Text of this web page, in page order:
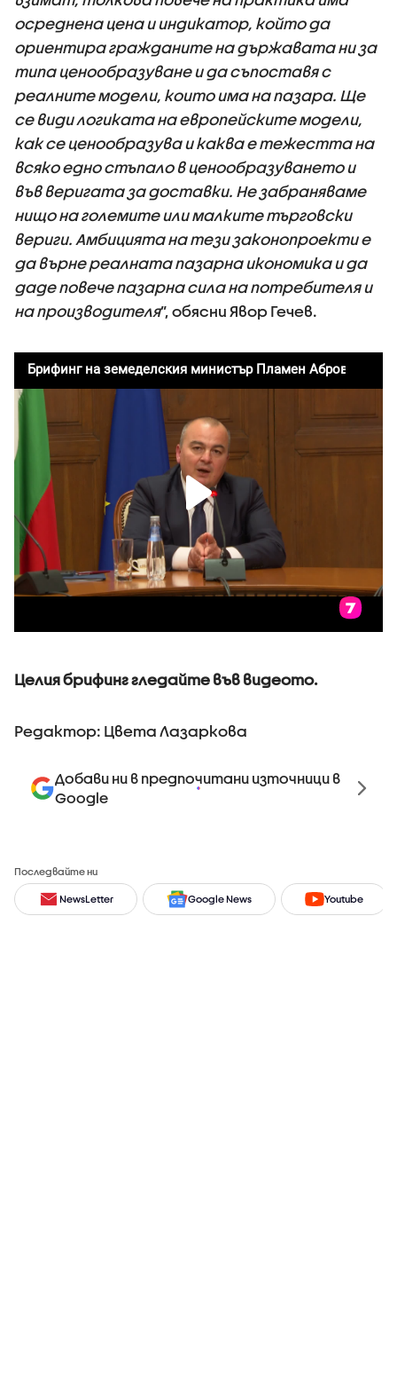
осреднена цена и индикатор, който да
ориентира гражданите на държавата ни за
типа ценообразуване и да съпоставя с
реалните модели, които има на пазара. Ще
се види логиката на европейските модели,
как се ценообразува и каква е тежестта на
всяко едно стъпало в ценообразуването и
във веригата за доставки. Не забраняваме
нищо на големите или малките търговски
вериги. Амбицията на тези законопроекти е
да върне реалната пазарна икономика и да
даде повече пазарна сила на потребителя и
на производителя”, обясни Явор Гечев.
Целия брифинг гледайте във видеото.
Редактор: Цвета Лазаркова
Добави ни в предпочитани източници в
Google
Последвайте ни
NewsLetter Google News Youtube